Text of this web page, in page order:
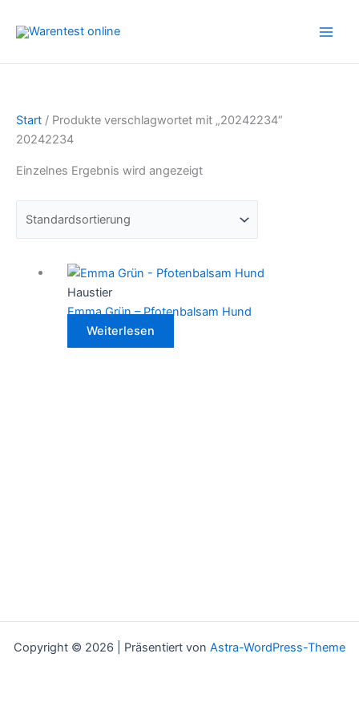
Inhalt
Start / Produkte verschlagwortet mit „20242234“
20242234
Einzelnes Ergebnis wird angezeigt
Haustier
Emma Grün – Pfotenbalsam Hund
Weiterlesen
Copyright © 2026 | Präsentiert von Astra-WordPress-Theme